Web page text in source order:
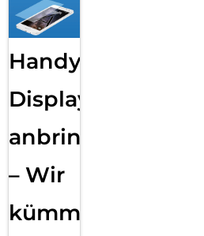
Handy
Displayfolie
anbringen
– Wir
kümmern